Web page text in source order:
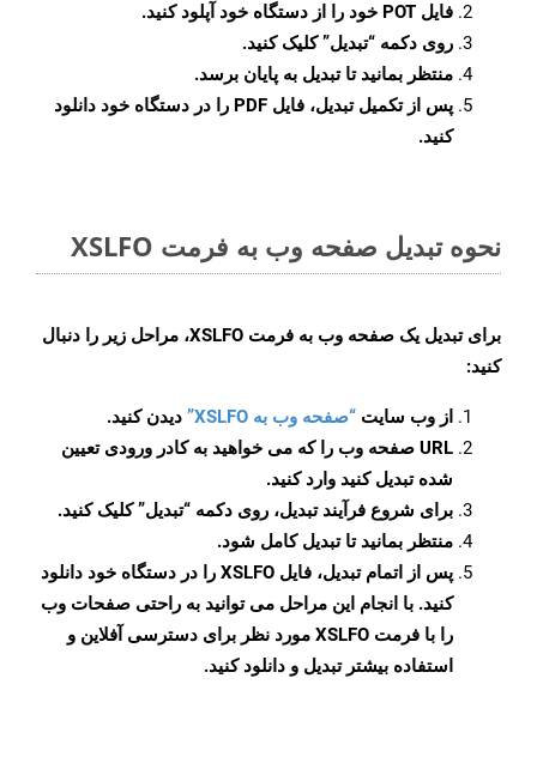
فایل POT خود را از دستگاه خود آپلود کنید.
روی دکمه “تبدیل”کلیک کنید.
منتظر بمانید تا تبدیل به پایان برسد.
پس از تکمیل تبدیل، فایل PDF را در دستگاه خود دانلود
کنید.
نحوه تبدیل صفحه وب به فرمت XSLFO
برای تبدیل یک صفحه وب به فرمت XSLFO، مراحل زیر را دنبال
کنید:
از وب سایت “صفحه وب به XSLFO”
دیدن کنید.
URL صفحه وب را که می خواهید به کادر ورودی تعیین
شده تبدیل کنید وارد کنید.
برای شروع فرآیند تبدیل، روی دکمه “تبدیل” کلیک کنید.
منتظر بمانید تا تبدیل کامل شود.
پس از اتمام تبدیل، فایل XSLFO را در دستگاه خود دانلود
کنید. با انجام این مراحل می توانید به راحتی صفحات وب
را با فرمت XSLFO مورد نظر برای دسترسی آفلاین و
استفاده بیشتر تبدیل و دانلود کنید.